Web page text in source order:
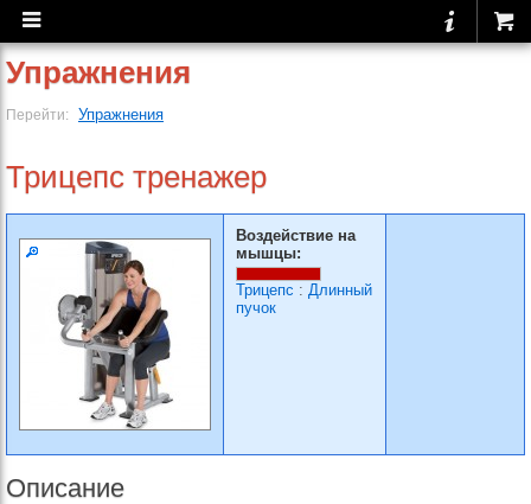
Упражнения
Перейти: Упражнения
Трицепс тренажер
Воздействие на
мышцы:
Трицепс : Длинный
пучок
Описание